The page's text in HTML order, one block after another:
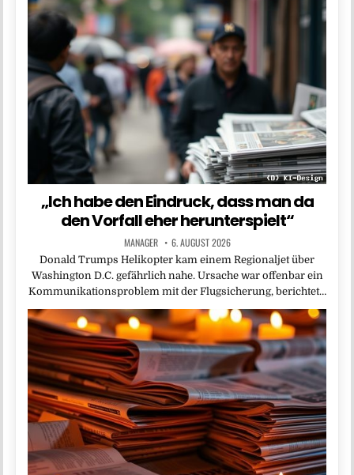
„Ich habe den Eindruck, dass man da
den Vorfall eher herunterspielt“
MANAGER 6. AUGUST 2026
Donald Trumps Helikopter kam einem Regionaljet über
Washington D.C. gefährlich nahe. Ursache war offenbar ein
Kommunikationsproblem mit der Flugsicherung, berichtet…